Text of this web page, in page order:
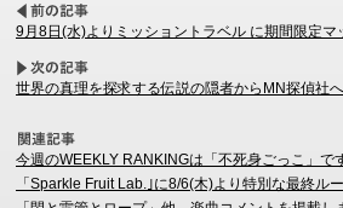
9月8日(水)よりミッショントラベル に期間限定
世界の真理を探求する伝説の隠者からMN探偵社
今週のWEEKLY RANKINGは「不死身ごっこ」で
「Sparkle Fruit Lab.｣に8/6(木)より特別な最終ル